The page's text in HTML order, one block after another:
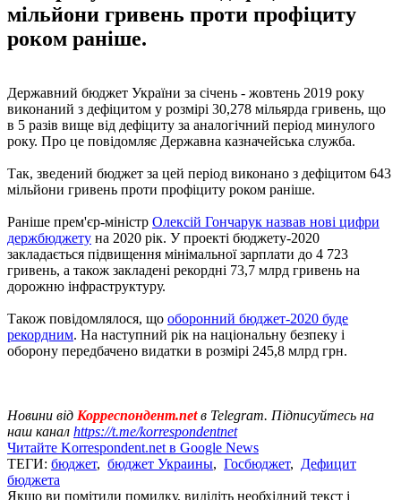
мільйони гривень проти профіциту
роком раніше.
Державний бюджет України за січень - жовтень 2019 року
виконаний з дефіцитом у розмірі 30,278 мільярда гривень, що
в 5 разів вище від дефіциту за аналогічний період минулого
року. Про це повідомляє Державна казначейська служба.
Так, зведений бюджет за цей період виконано з дефіцитом 643
мільйони гривень проти профіциту роком раніше.
Раніше прем'єр-міністр Олексій Гончарук назвав нові цифри
держбюджету на 2020 рік. У проекті бюджету-2020
закладається підвищення мінімальної зарплати до 4 723
гривень, а також закладені рекордні 73,7 млрд гривень на
дорожню інфраструктуру.
Також повідомлялося, що оборонний бюджет-2020 буде
рекордним. На наступний рік на національну безпеку і
оборону передбачено видатки в розмірі 245,8 млрд грн.
Новини від Корреспондент.netв Telegram. Підписуйтесь на
наш канал https://t.me/korrespondentnet
Читайте Korrespondent.net в Google News
ТЕГИ: бюджет, бюджет Украины, Госбюджет, Дефицит
бюджета
Якщо ви помітили помилку, виділіть необхідний текст і